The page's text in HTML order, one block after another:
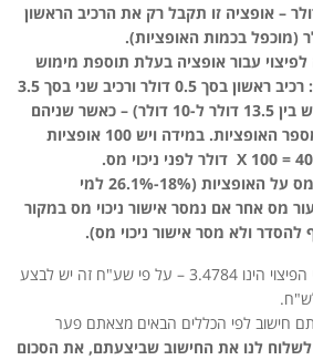
14.75 דולר – אופציה זו תקבל רק את הרכיב הראשון
.
לפיצוי עבור אופציה בעלת תוספת מימוש
של 10 דולר: רכיב ראשון בסך 0.5 דולר ורכיב שני בסך 3.5
דולר (ההפרש בין 13.5 דולר ל-10 דולר) – כאשר שניהם
במידה ויש 100 אופציות
דולר לפני ניכוי מס.
לא לשכוח להפחית את המס על האופציות (18%-26.1% למי
מס אחר אם נמסר אישור ניכוי מס במקור
שע"ח בו הומרו כספי הפיצוי הינו 3.4784 – על פי שע"ח זה יש לבצע
חישוב לפי הכללים הבאים מצאתם פער
לשלוח לנו את החישוב שביצעתם, את הסכום